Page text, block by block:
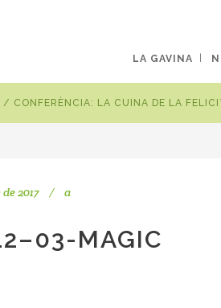
LA GAVINA
/ CONFERÈNCIA: LA CUINA DE LA
2017 a
MAGIC